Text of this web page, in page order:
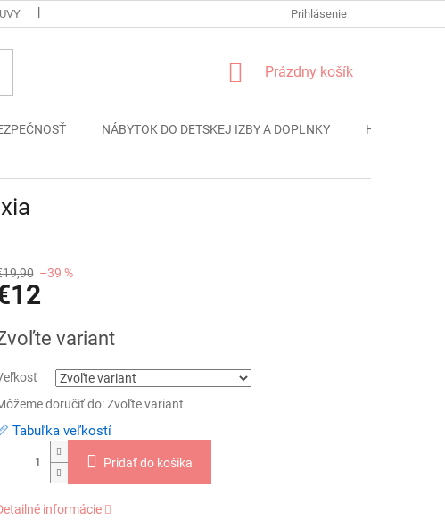
PODMIENKY OCHRANY OSOBNÝCH
Prihlásenie
NÁKUPNÝ
Prázdny košík
NÁBYTOK DO DETSKEJ IZBY A DOPLNKY HRAČKY
–39 %
variant
doručiť do: Zvoľte variant
Tabuľka veľkostí
Pridať do košíka
informácie